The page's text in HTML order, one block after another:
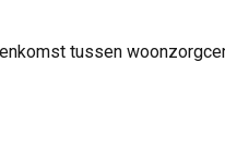
tussen